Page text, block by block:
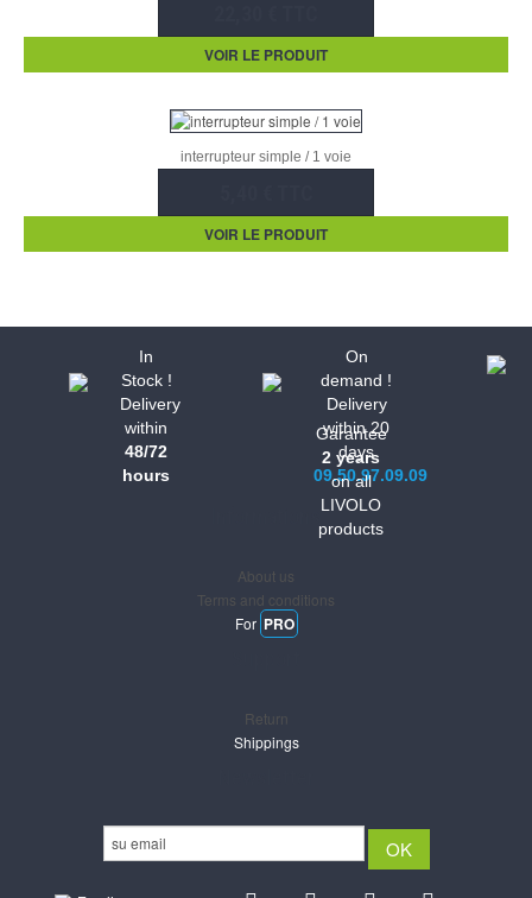
VOIR LE PRODUIT
interrupteur simple / 1 voie
VOIR LE PRODUIT
In
Stock !
Delivery
within
48/72
hours
On
demand !
Delivery
within 20
days
09.50.97.09.09
Garantee
2 years
on all
LIVOLO
products
About us
Terms and conditions
For PRO
Return
Shippings